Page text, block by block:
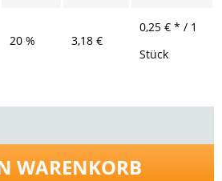
20 % 3,18 €
0,25 € * / 1
Stück
WARENKORB